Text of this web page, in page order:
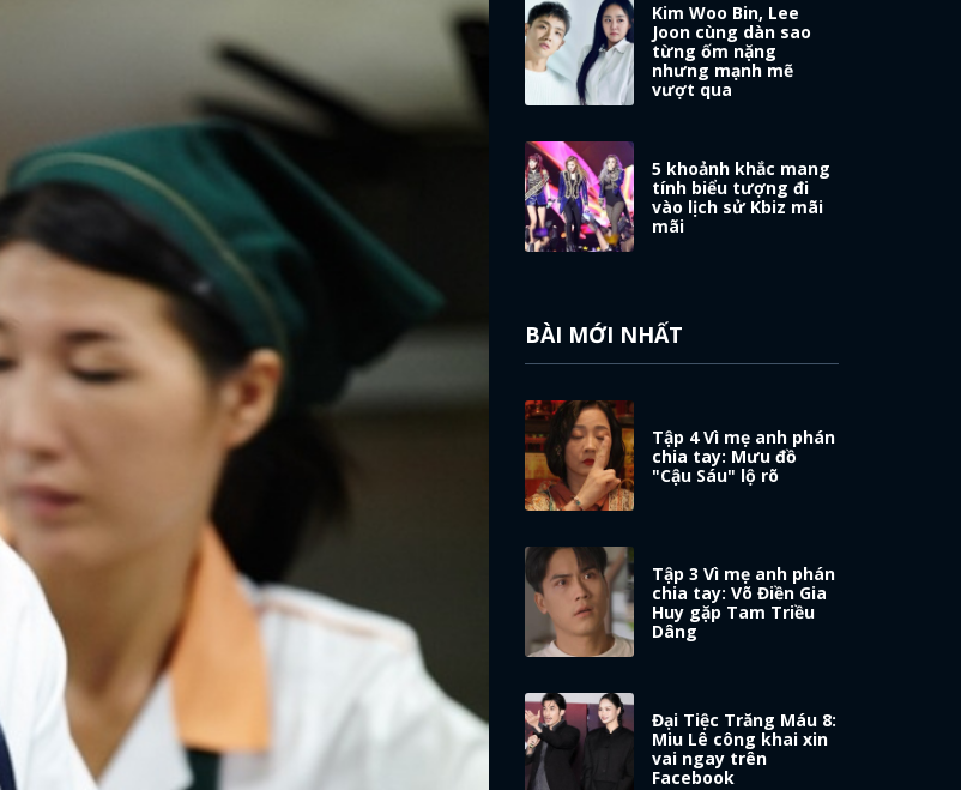
Kim Woo Bin, Lee
Joon cùng dàn sao
từng ốm nặng
nhưng mạnh mẽ
vượt qua
5 khoảnh khắc mang
tính biểu tượng đi
vào lịch sử Kbiz mãi
mãi
BÀI MỚI NHẤT
Tập 4 Vì mẹ anh phán
chia tay: Mưu đồ
"Cậu Sáu" lộ rõ
Tập 3 Vì mẹ anh phán
chia tay: Võ Điền Gia
Huy gặp Tam Triều
Dâng
Đại Tiệc Trăng Máu 8:
Miu Lê công khai xin
vai ngay trên
Facebook